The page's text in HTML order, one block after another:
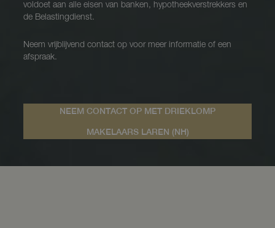
voldoet aan alle eisen van banken, hypotheekverstrekkers en
de Belastingdienst.
Neem vrijblijvend contact op voor meer informatie of een
afspraak.
NEEM CONTACT OP MET DRIEKLOMP
MAKELAARS LAREN (NH)